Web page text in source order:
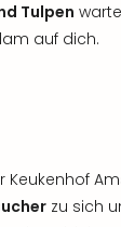
Tulpen
auf dich.
Keukenhof
zu sich